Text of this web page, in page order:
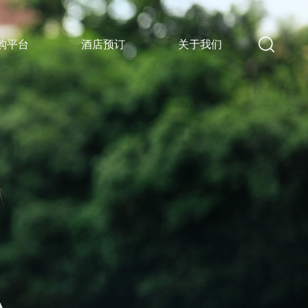
平台 酒店预订 关于我们